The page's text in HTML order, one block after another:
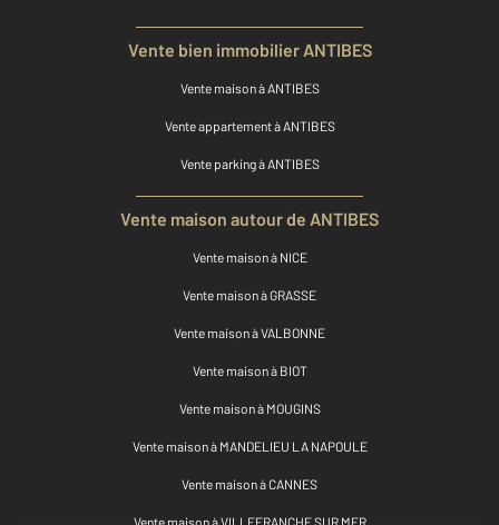
Vente bien immobilier ANTIBES
Vente maison à ANTIBES
Vente appartement à ANTIBES
Vente parking à ANTIBES
Vente maison autour de ANTIBES
Vente maison à NICE
Vente maison à GRASSE
Vente maison à VALBONNE
Vente maison à BIOT
Vente maison à MOUGINS
Vente maison à MANDELIEU LA NAPOULE
Vente maison à CANNES